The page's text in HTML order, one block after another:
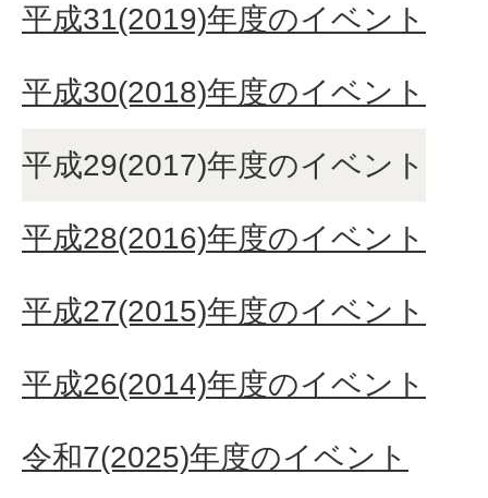
平成31(2019)年度のイベント
平成30(2018)年度のイベント
平成29(2017)年度のイベント
平成28(2016)年度のイベント
平成27(2015)年度のイベント
平成26(2014)年度のイベント
令和7(2025)年度のイベント